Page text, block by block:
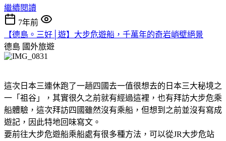
繼續閱讀
7年前
【德島。三好│遊】大步危遊船，千萬年的奇岩峭壁絕景
德島 國外旅遊
這次日本三連休跑了一趟四國去一值很想去的日本三大秘境之
一「祖谷」，其實很久之前就有經過這裡，也有拜訪大步危乘
船體驗，這次拜訪四國雖然沒有乘船，但想到之前並沒有寫成
遊記，因此特地回味寫文。
要前往大步危遊船乘船處有很多種方法，可以從JR大步危站